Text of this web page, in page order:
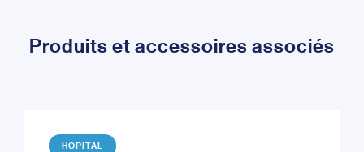
Produits et accessoires associés
HÔPITAL